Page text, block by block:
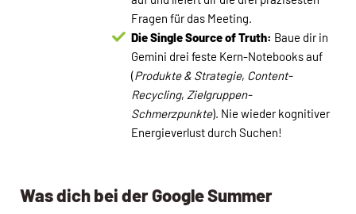
Fragen für das Meeting.
Die Single Source of Truth: Baue dir in
Gemini drei feste Kern-Notebooks auf
(Produkte & Strategie, Content-
Recycling, Zielgruppen-
Schmerzpunkte). Nie wieder kognitiver
Energieverlust durch Suchen!
Was dich bei der Google Summer